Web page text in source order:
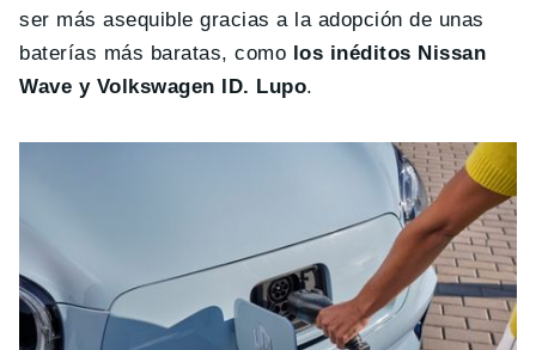
ser más asequible gracias a la adopción de unas
baterías más baratas, como los inéditos Nissan
Wave y Volkswagen ID. Lupo.